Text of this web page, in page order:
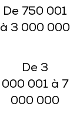
De 750 001
à 3 000 000
De 3
000 001 à 7
000 000